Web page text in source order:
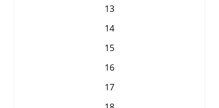
13
14
15
16
17